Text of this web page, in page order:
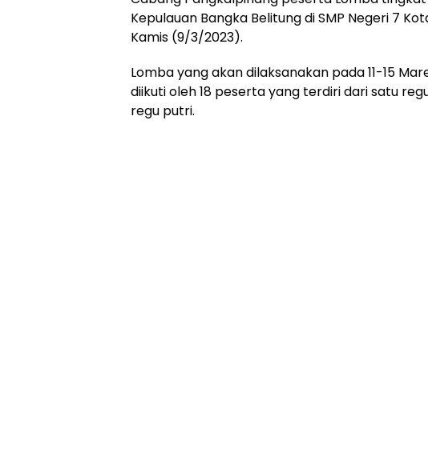
Kepulauan Bangka Belitung di SMP Negeri 7
Kamis (9/3/2023).
Lomba yang akan dilaksanakan pada 11-15
diikuti oleh 18 peserta yang terdiri dari satu
regu putri.